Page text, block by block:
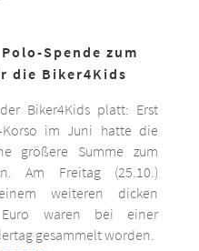
Spende zum
die Biker4Kids
Biker4Kids platt: Erst
im Juni hatte die
größere Summe zum
Am Freitag (25.10.)
weiteren dicken
Euro waren bei einer
gesammelt worden.